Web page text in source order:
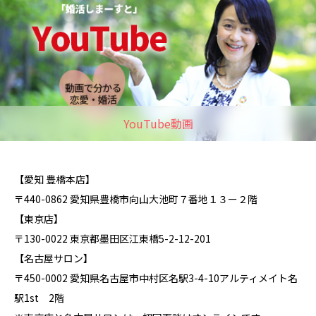
YouTube動画
【愛知 豊橋本店】
〒440-0862 愛知県豊橋市向山大池町７番地１３ー２階
【東京店】
〒130-0022 東京都墨田区江東橋5-2-12-201
【名古屋サロン】
〒450-0002 愛知県名古屋市中村区名駅3-4-10アルティメイト名
駅1st 2階